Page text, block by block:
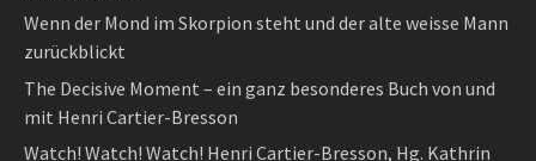
Wenn der Mond im Skorpion steht und der alte weisse Mann
zurückblickt
The Decisive Moment – ein ganz besonderes Buch von und
mit Henri Cartier-Bresson
Watch! Watch! Watch! Henri Cartier-Bresson, Hg. Kathrin